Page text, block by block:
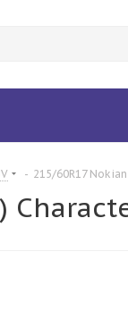
- 215/60R17